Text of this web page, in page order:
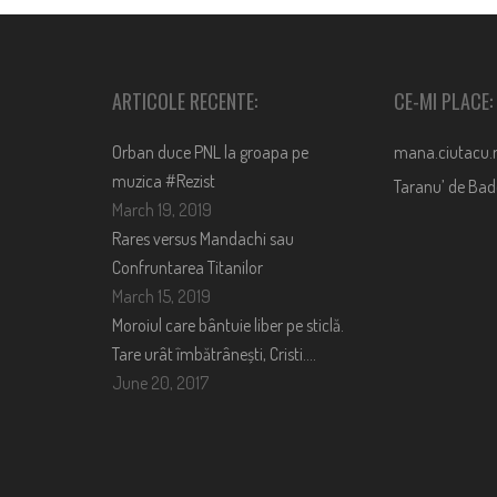
ARTICOLE RECENTE:
Orban duce PNL la groapa pe
muzica #Rezist
March 19, 2019
Rares versus Mandachi sau
Confruntarea Titanilor
March 15, 2019
Moroiul care bântuie liber pe sticlă.
Tare urât îmbătrânești, Cristi….
June 20, 2017
CE-MI PLACE:
Taranu’ de